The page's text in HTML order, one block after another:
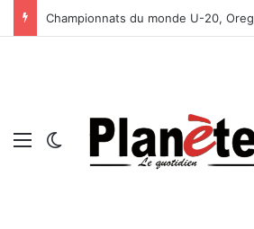
Menu Switch skin